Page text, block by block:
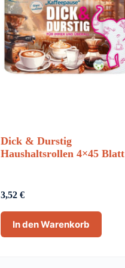
Dick & Durstig
Haushaltsrollen 4×45 Blatt
3,52€
In den Warenkorb